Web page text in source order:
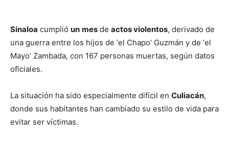
Sinaloa cumplió un mes de actos violentos, derivado de
una guerra entre los hijos de ‘el Chapo’ Guzmán y de ‘el
Mayo’ Zambada, con 167 personas muertas, según datos
oficiales.
La situación ha sido especialmente difícil en Culiacán,
donde sus habitantes han cambiado su estilo de vida para
evitar ser víctimas.